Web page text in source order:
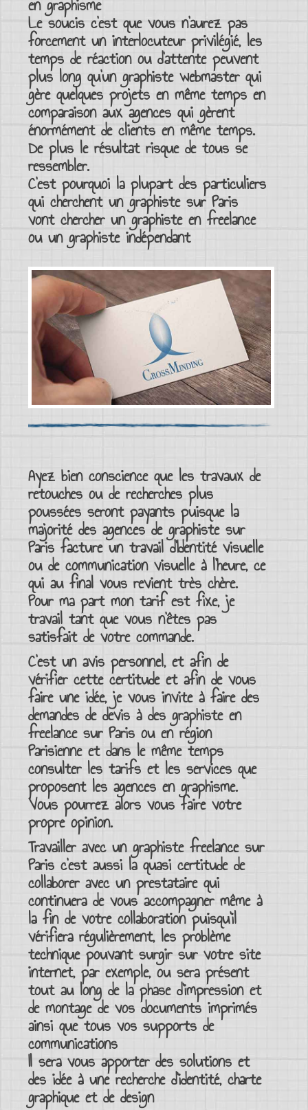
Le soucis c’est que vous n’aurez pas
forcement un interlocuteur privilégié, les
temps de réaction ou d’attente peuvent
plus long qu’un graphiste webmasterqui
gère quelquesprojets en même temps en
comparaison auxagences qui gèrent
énormément de clients en même temps.
De plus le résultat risque de tous se
ressembler.
C’est pourquoi la plupart des particuliers
qui cherchent ungraphiste sur Paris
vont chercher ungraphiste en freelance
ou ungraphiste indépendant
Ayez bien conscience que les travaux de
retouches ou de recherches plus
poussées seront payants puisque la
majorité des agences degraphiste sur
Paris facture un travail d’Identité visuelle
ou decommunication visuelleà l’heure, ce
qui au final vous revient très chère.
Pour ma part mon tarif est fixe, je
travail tant que vous n’êtes pas
satisfait de votre commande.
C’est un avis personnel, et afin de
vérifier cette certitude et afin de vous
faire une idée, je vous invite à faire des
demandes de devis à desgraphiste en
freelance sur Paris ou enrégion
Parisienneet dans le même temps
consulter les tarifs et les services que
proposent lesagences en graphisme.
Vous pourrez alors vous faire votre
propre opinion.
Travailler avec ungraphiste freelance sur
Paris c’est aussi la quasi certitude de
collaborer avec un prestataire qui
continuera de vous accompagner même à
la fin de votre collaboration puisqu’il
vérifiera régulièrement, les problème
technique pouvant surgir sur votresite
internet,par exemple, ou sera présent
tout au long de la phase d’impression et
de montage de vosdocuments imprimés
ainsi que tous vossupports de
communications
Il sera vous apporter des solutions et
des idée à une recherche d’identité, charte
graphique et de design